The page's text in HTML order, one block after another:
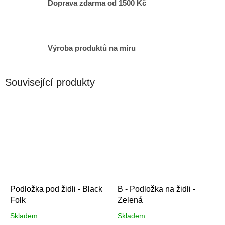
Doprava zdarma od 1500 Kč
Výroba produktů na míru
Související produkty
Podložka pod židli - Black
Folk
Skladem
B - Podložka na židli -
Zelená
Skladem